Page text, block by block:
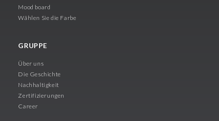
Mood board
Wählen Sie die Farbe
GRUPPE
Über uns
Die Geschichte
Nachhaltigkeit
Zertifizierungen
Career